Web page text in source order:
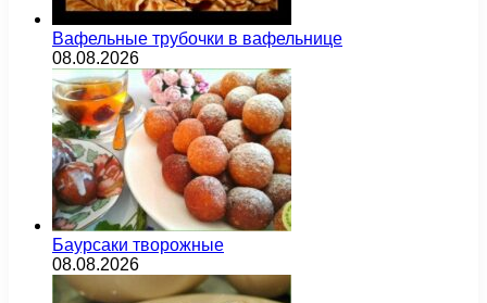
Вафельные трубочки в вафельнице
08.08.2026
Баурсаки творожные
08.08.2026